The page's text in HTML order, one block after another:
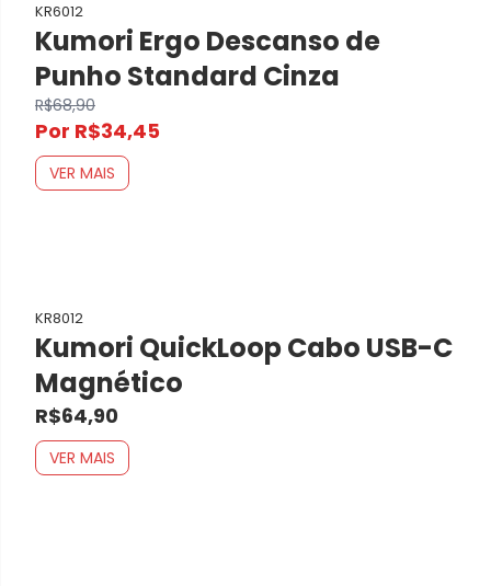
KR6012
Kumori Ergo Descanso de
Punho Standard Cinza
R$68,90
Por R$34,45
VER MAIS
KR8012
Kumori QuickLoop Cabo USB-C
Magnético
R$64,90
VER MAIS